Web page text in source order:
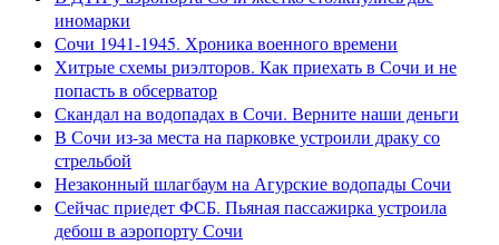
иномарки
Сочи 1941-1945. Хроника военного времени
Хитрые схемы риэлторов. Как приехать в Сочи и не
попасть в обсерватор
Скандал на водопадах в Сочи. Верните наши деньги
В Сочи из-за места на парковке устроили драку со
стрельбой
Незаконный шлагбаум на Агурские водопады Сочи
Сейчас приедет ФСБ. Пьяная пассажирка устроила
дебош в аэропорту Сочи